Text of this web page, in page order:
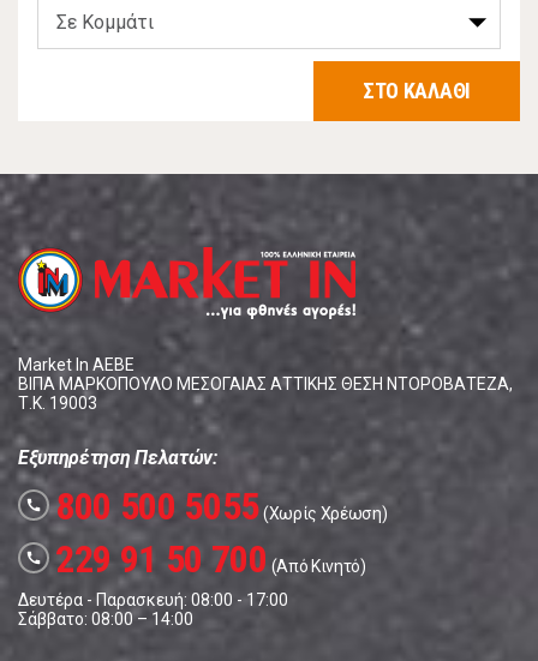
ΣΤΟ ΚΑΛΑΘΙ
Market In ΑΕΒΕ
ΒΙΠΑ ΜΑΡΚΟΠΟΥΛΟ ΜΕΣΟΓΑΙΑΣ ΑΤΤΙΚΗΣ ΘΕΣΗ ΝΤΟΡΟΒΑΤΕΖΑ,
Τ.Κ. 19003
Εξυπηρέτηση Πελατών:
call 800 500 5055(Χωρίς Χρέωση)
call 229 91 50 700 (Από Κινητό)
Δευτέρα - Παρασκευή: 08:00 - 17:00
Σάββατο: 08:00 – 14:00